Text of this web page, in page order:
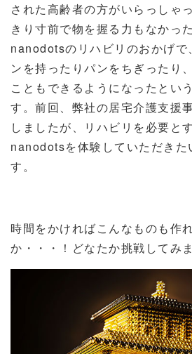
された高齢者の方がいらっしゃ
きり寸前で物を握る力もなかっ
nanodotsのリハビリのおかげで
ンを持ったりパンをちぎったり
こともできるようになったとい
す。前回、弊社の居宅介護支援
しましたが、リハビリを必要と
nanodotsを体験していただきた
す。
時間をかければこんなものも作
か・・・！どなたか挑戦してみ